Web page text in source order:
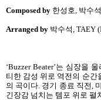
Composed by 한성호, 박수석
Arranged by 박수석, TAEY
‘Buzzer Beater’는 심장을
티한 감성 위로 역전의 순간
의 곡이다. 경기 종료 직전,
긴장감 넘치는 템포 위로 펼